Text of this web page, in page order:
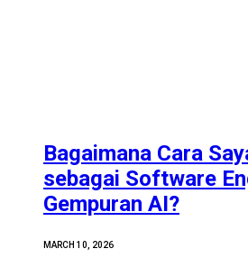
Bagaimana Cara
sebagai Software
Gempuran AI?
MARCH 10, 2026